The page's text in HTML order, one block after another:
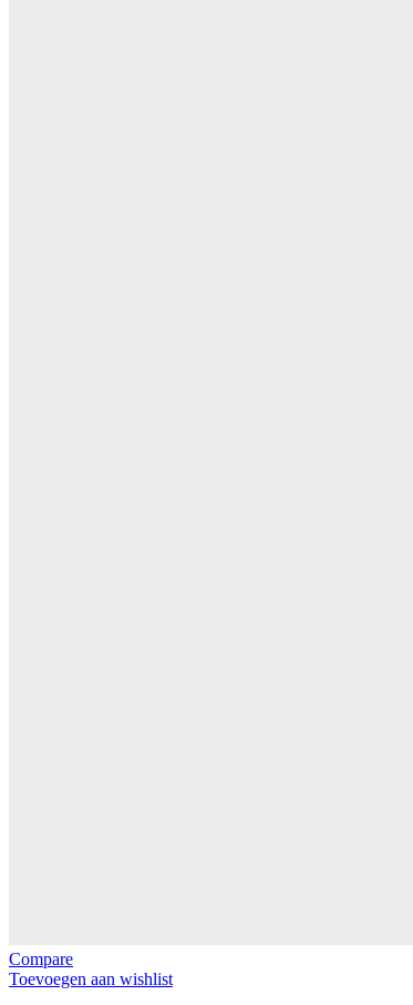
Compare
Toevoegen aan wishlist